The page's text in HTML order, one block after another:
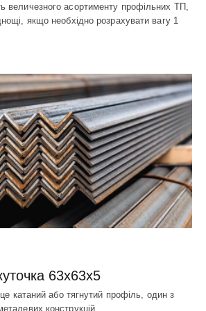
величезного асортименту профільних ТП,
якщо необхідно розрахувати вагу 1
63х63х5
катаний або тягнутий профіль, один з
конструкцій.…